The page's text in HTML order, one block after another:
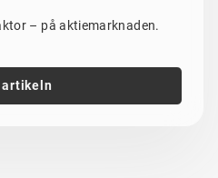
– på aktiemarknaden.